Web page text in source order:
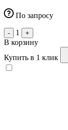
По запросу
- 1 +
В корзину
Купить в 1 клик